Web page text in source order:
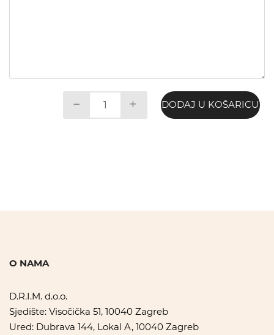
DODAJ U KOŠARICU
O NAMA
D.R.I.M. d.o.o.
Sjedište: Visočička 51, 10040 Zagreb
Ured: Dubrava 144, Lokal A, 10040 Zagreb